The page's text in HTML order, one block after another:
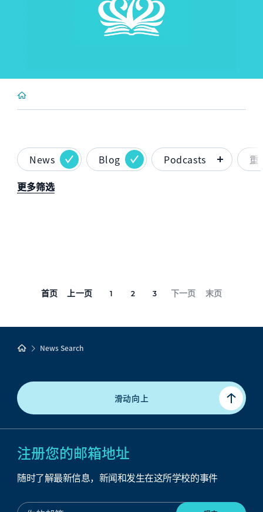
News Blog Podcasts
重
更多筛选
首页 上一页 1 2 3 下一页 末页
News Search
滑动向上
注册您的邮箱地址
随时了解最新信息，新闻和发生在这所学校的事件